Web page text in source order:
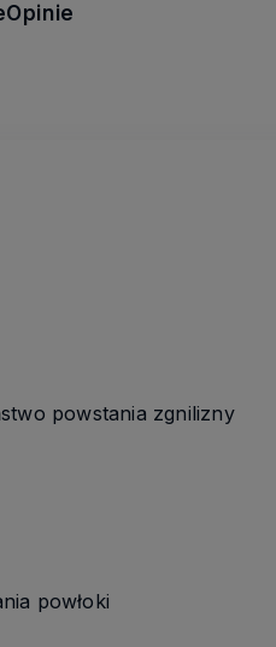
Opinie
powstania zgnilizny
powłoki